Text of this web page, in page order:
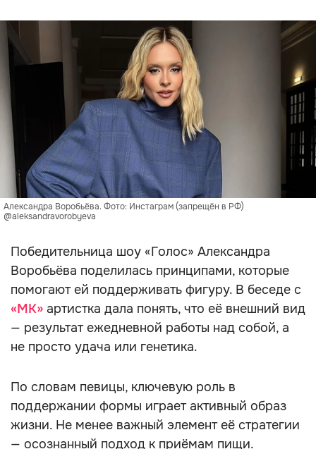
Александра Воробьёва. Фото: Инстаграм (запрещён в РФ)
@aleksandravorobyeva
Победительница шоу «Голос» Александра
Воробьёва поделилась принципами, которые
помогают ей поддерживать фигуру. В беседе с
«МК» артистка дала понять, что её внешний вид
— результат ежедневной работы над собой, а
не просто удача или генетика.
По словам певицы, ключевую роль в
поддержании формы играет активный образ
жизни. Не менее важный элемент её стратегии
— осознанный подход к приёмам пищи.